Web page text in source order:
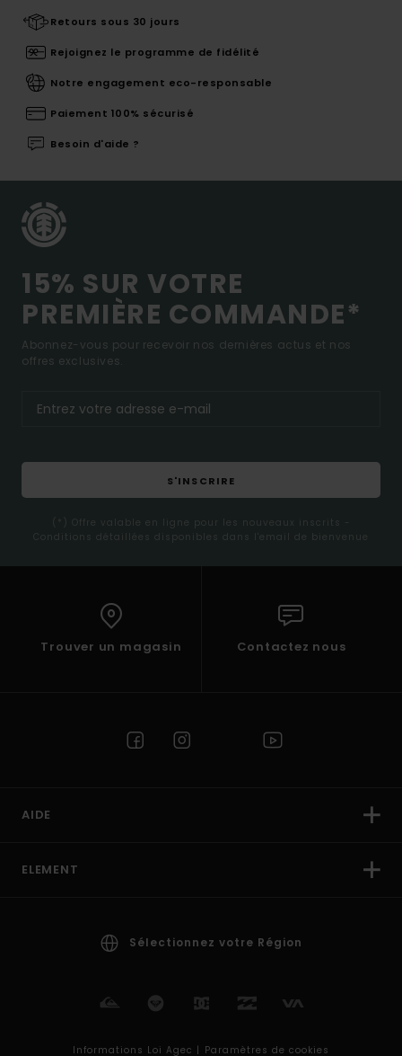
Retours sous 30 jours
Rejoignez le programme de fidélité
Notre engagement eco-responsable
Paiement 100% sécurisé
Besoin d'aide ?
15% SUR VOTRE
PREMIÈRE COMMANDE*
Abonnez-vous pour recevoir nos dernières actus et nos
offres exclusives.
S'INSCRIRE
(*) Offre valable en ligne pour les nouveaux inscrits -
Conditions détaillées disponibles dans l'email de bienvenue
Trouver un magasin Contactez nous
AIDE
ELEMENT
Sélectionnez votre Région
Informations Loi Agec | Paramètres de cookies